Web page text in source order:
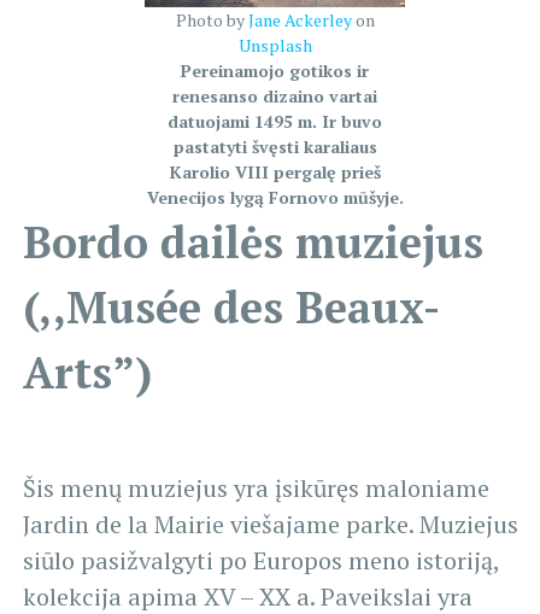
Photo byJane Ackerleyon
Unsplash
Pereinamojo gotikos ir
renesanso dizaino vartai
datuojami 1495 m. Ir buvo
pastatyti švęsti karaliaus
Karolio VIII pergalę prieš
Venecijos lygą Fornovo mūšyje.
Bordo dailės muziejus
(,,Musée des Beaux-
Arts”)
Šis menų muziejus yra įsikūręs maloniame
Jardin de la Mairie viešajame parke. Muziejus
siūlo pasižvalgyti po Europos meno istoriją,
kolekcija apima XV – XX a. Paveikslai yra